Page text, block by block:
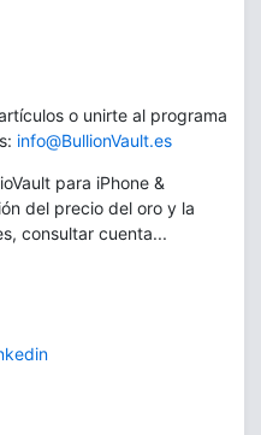
o unirte al programa
info@BullionVault.es
para iPhone &
del precio del oro y la
consultar cuenta...